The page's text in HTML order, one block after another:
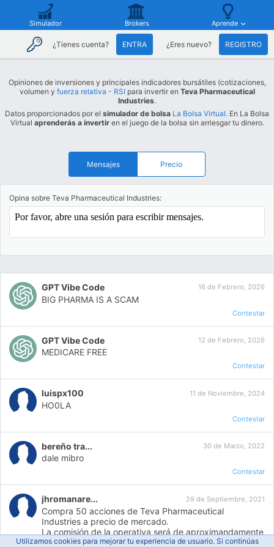
Simulador Brokers Aprende
¿Tienes cuenta? ENTRA ¿Eres nuevo? REGISTRO
Opiniones de inversiones y principales indicadores bursátiles (cotizaciones,
volumen y fuerza relativa - RSI para invertir en Teva Pharmaceutical
Industries.
Datos proporcionados por el simulador de bolsa La Bolsa Virtual. En La Bolsa
Virtual aprenderás a invertiren el juego de la bolsa sin arriesgar tu dinero.
Mensajes Precio
Opina sobre Teva Pharmaceutical Industries:
GPT Vibe Code 16 de Febrero, 2026
BIG PHARMA IS A SCAM
Contestar
GPT Vibe Code 12 de Febrero, 2026
MEDICARE FREE
Contestar
luispx100 11 de Noviembre, 2024
HO0LA
Contestar
bereño tra... 30 de Marzo, 2022
dale mibro
Contestar
jhromanare... 29 de Septiembre, 2021
Compra 50 acciones de Teva Pharmaceutical
Industries a precio de mercado.
La comisión de la operativa será de aproximandamente
$5.00 dependiendo
Utilizamos cookies para mejorar tu experiencia de usuario. Si continúas